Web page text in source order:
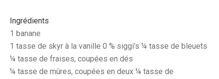
Ingrédients
1 banane
1 tasse de skyr à la vanille 0 % siggi’s ¼ tasse de bleuets
¼ tasse de fraises, coupées en dés
¼ tasse de mûres, coupées en deux ¼ tasse de